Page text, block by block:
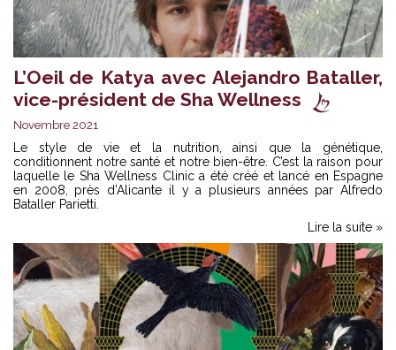
L’Oeil de Katya avec Alejandro Bataller,
vice-président de Sha Wellness
Novembre 2021
Le style de vie et la nutrition, ainsi que la génétique,
conditionnent notre santé et notre bien-être. C’est la raison pour
laquelle le Sha Wellness Clinic a été créé et lancé en Espagne
en 2008, près d’Alicante il y a plusieurs années par Alfredo
Bataller Parietti.
Lire la suite »